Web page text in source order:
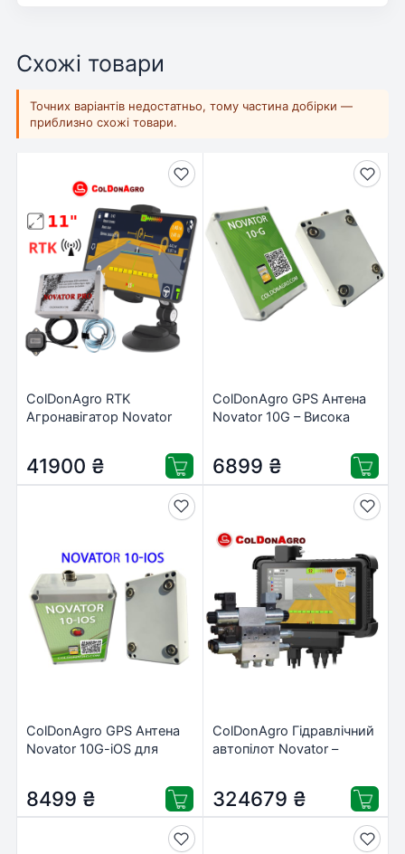
Схожі товари
Точних варіантів недостатньо, тому частина добірки —
приблизно схожі товари.
ColDonAgro RTK
Агронавігатор Novator
тракторів та комбайнів
41900 ₴
ColDonAgro GPS Антена
Novator 10G – Висока
розкидання добрив
6899 ₴
ColDonAgro GPS Антена
Novator 10G-iOS для
8499 ₴
ColDonAgro Гідравлічний
автопілот Novator –
для вашого трактора
324679 ₴